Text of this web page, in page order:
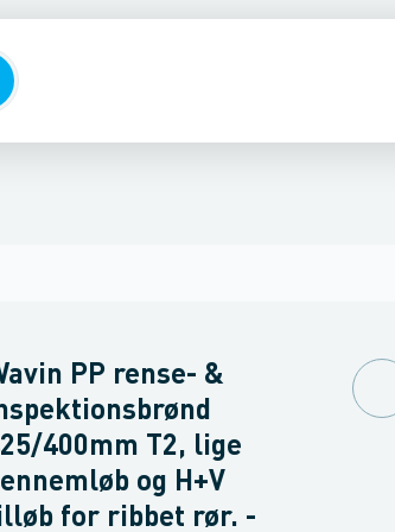
PP rense- &
400mm T2, lige
og H+V
for ribbet rør. -